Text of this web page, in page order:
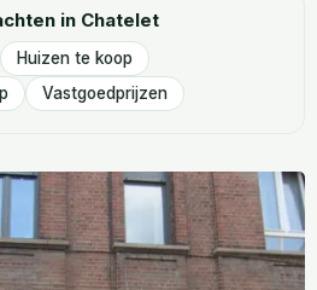
in Chatelet
Huizen te koop
Vastgoedprijzen